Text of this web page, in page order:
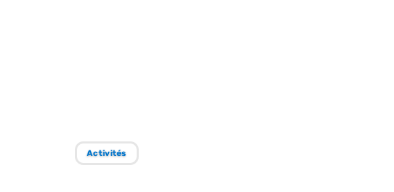
Activités